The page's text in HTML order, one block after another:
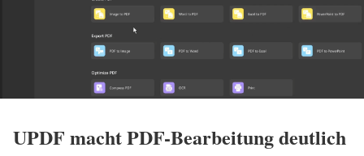
UPDF macht PDF-Bearbeitung deutlich